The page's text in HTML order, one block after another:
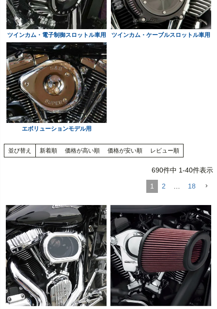
ツインカム・電子制御スロットル車用 ツインカム・ケーブルスロットル車用
エボリューションモデル用
並び替え 新着順 価格が高い順 価格が安い順 レビュー順
690件中 1-40件表示
1 2 18